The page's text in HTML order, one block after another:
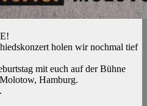
holen wir nochmal tief
mit euch auf der Bühne
Hamburg.